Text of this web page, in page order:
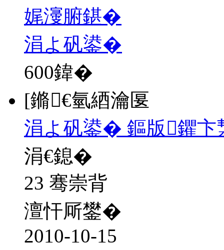
娓濅腑鍖�
涓よ矾鍙�
600鍏�
[鏅€氫綇瀹匽
涓よ矾鍙� 鏂版鑺卞
涓€鎴�
23 骞崇背
澶忓厛鐢�
2010-10-15